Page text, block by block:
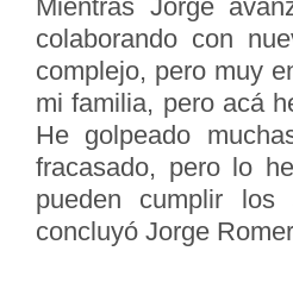
Mientras Jorge
colaborando con
complejo, pero muy
mi familia, pero acá
He golpeado
fracasado, pero lo
pueden cumplir
concluyó Jorge